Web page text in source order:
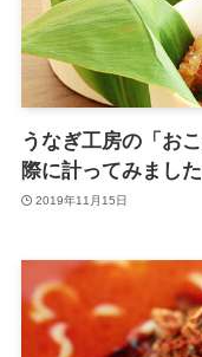
うなぎ工房の「お
際に計ってみました
2019年11月15日